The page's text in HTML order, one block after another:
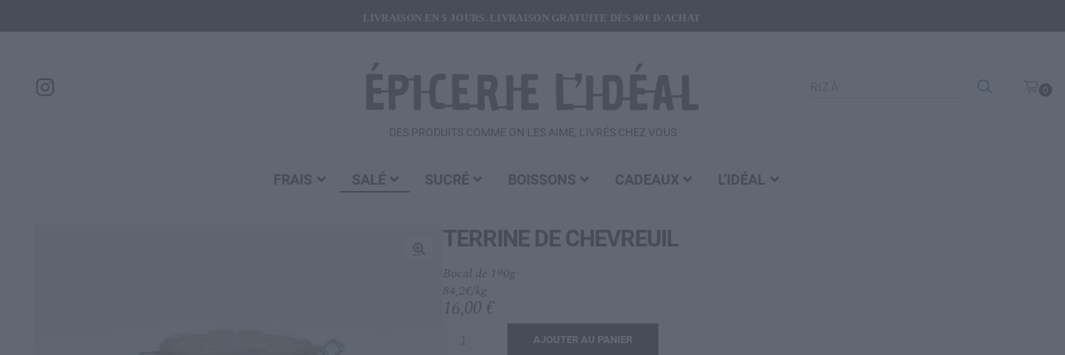
0
DES PRODUITS COMME ON LES AIME, LIVRÉS CHEZ VOUS
FRAIS SALÉ SUCRÉ BOISSONS CADEAUX L’IDÉAL
TERRINE DE CHEVREUIL
Bocal de 190g
84,2€/kg
16,00 €
AJOUTER AU PANIER
LIVRAISON EN 5 JOURS. LIVRAISON GRATUITE DÈS 90€ D'ACHAT